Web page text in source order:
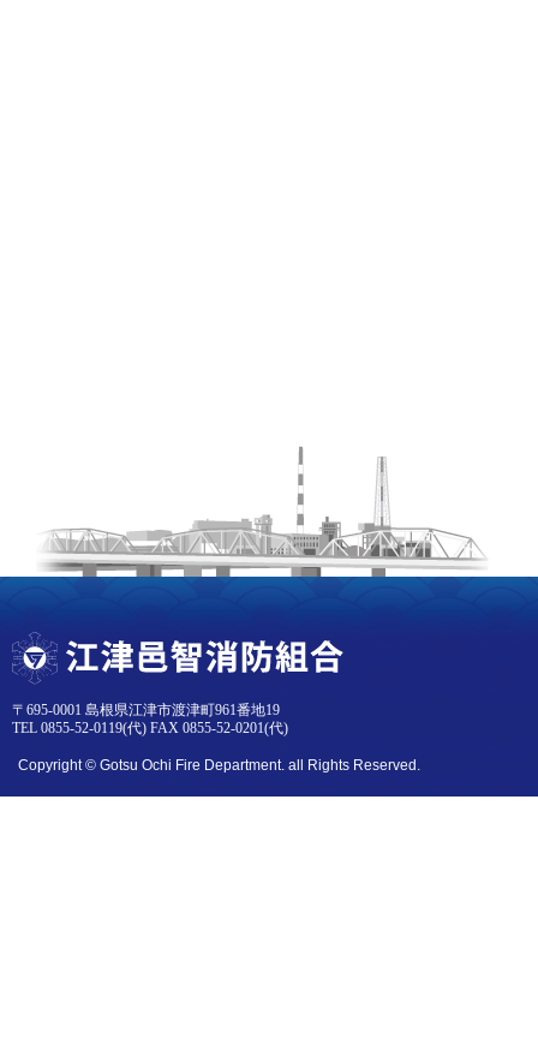
〒695-0001 島根県江津市渡津町961番地19
TEL 0855-52-0119(代) FAX 0855-52-0201(代)
Copyright © Gotsu Ochi Fire Department. all Rights Reserved.